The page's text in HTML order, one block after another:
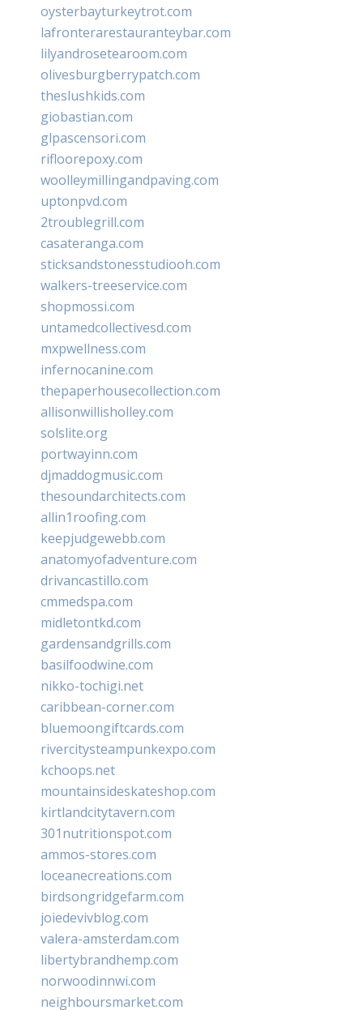
oysterbayturkeytrot.com
lafronterarestauranteybar.com
lilyandrosetearoom.com
olivesburgberrypatch.com
theslushkids.com
giobastian.com
glpascensori.com
rifloorepoxy.com
woolleymillingandpaving.com
uptonpvd.com
2troublegrill.com
casateranga.com
sticksandstonesstudiooh.com
walkers-treeservice.com
shopmossi.com
untamedcollectivesd.com
mxpwellness.com
infernocanine.com
thepaperhousecollection.com
allisonwillisholley.com
solslite.org
portwayinn.com
djmaddogmusic.com
thesoundarchitects.com
allin1roofing.com
keepjudgewebb.com
anatomyofadventure.com
drivancastillo.com
cmmedspa.com
midletontkd.com
gardensandgrills.com
basilfoodwine.com
nikko-tochigi.net
caribbean-corner.com
bluemoongiftcards.com
rivercitysteampunkexpo.com
kchoops.net
mountainsideskateshop.com
kirtlandcitytavern.com
301nutritionspot.com
ammos-stores.com
loceanecreations.com
birdsongridgefarm.com
joiedevivblog.com
valera-amsterdam.com
libertybrandhemp.com
norwoodinnwi.com
neighboursmarket.com